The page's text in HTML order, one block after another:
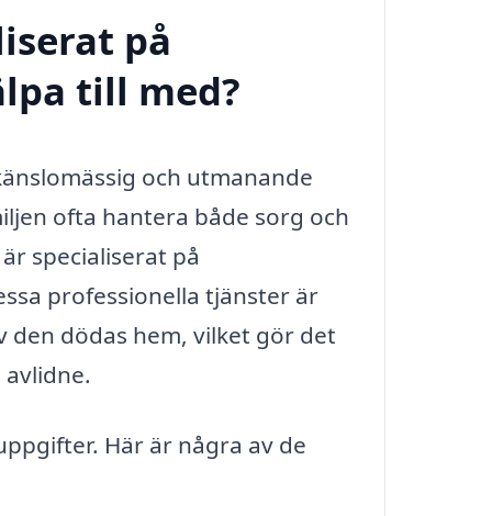
på
till med?
och utmanande
ofta hantera både sorg och
specialiserat på
professionella tjänster är
dödas hem, vilket gör det
Här är några av de